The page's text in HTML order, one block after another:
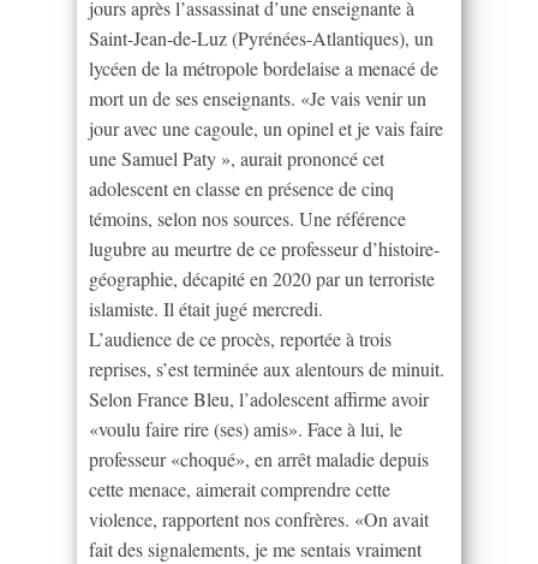
jours après l’assassinat d’une enseignante à
Saint-Jean-de-Luz (Pyrénées-Atlantiques), un
lycéen de la métropole bordelaise a menacé de
mort un de ses enseignants. «Je vais venir un
jour avec une cagoule, un opinel et je vais faire
une Samuel Paty », aurait prononcé cet
adolescent en classe en présence de cinq
témoins, selon nos sources. Une référence
lugubre au meurtre de ce professeur d’histoire-
géographie, décapité en 2020 par un terroriste
islamiste. Il était jugé mercredi.
L’audience de ce procès, reportée à trois
reprises, s’est terminée aux alentours de minuit.
Selon France Bleu, l’adolescent affirme avoir
«voulu faire rire (ses) amis». Face à lui, le
professeur «choqué», en arrêt maladie depuis
cette menace, aimerait comprendre cette
violence, rapportent nos confrères. «On avait
fait des signalements, je me sentais vraiment